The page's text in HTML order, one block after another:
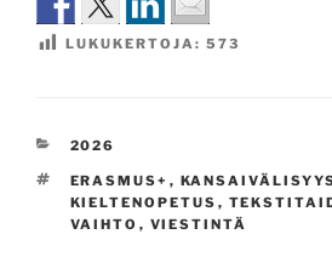
LUKUKERTOJA: 573
KATEGORIAT
2026
AVAINSANAT
ERASMUS+ ,
KIELTENOPETUS ,
VAIHTO , VIESTINTÄ